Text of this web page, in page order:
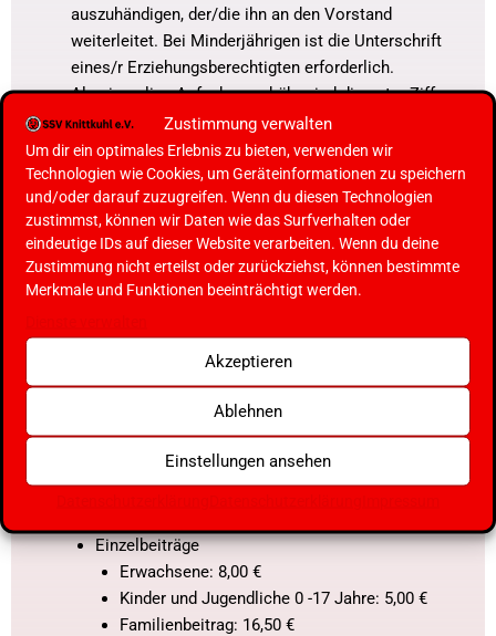
Zustimmung verwalten
Um dir ein optimales Erlebnis zu bieten, verwenden wir
Technologien wie Cookies, um Geräteinformationen zu speichern
und/oder darauf zuzugreifen. Wenn du diesen Technologien
zustimmst, können wir Daten wie das Surfverhalten oder
eindeutige IDs auf dieser Website verarbeiten. Wenn du deine
Zustimmung nicht erteilst oder zurückziehst, können bestimmte
Merkmale und Funktionen beeinträchtigt werden.
Akzeptieren
Ablehnen
Einstellungen ansehen
auszuhändigen, der/die ihn an den Vorstand
weiterleitet. Bei Minderjährigen ist die Unterschrift
eines/r Erziehungsberechtigten erforderlich.
Als einmalige Aufnahmegebühr sind die unter Ziffer
10/3 aufgeführten Beiträge zu zahlen.
Alle Mitglieder sind bei der Sporthilfe versichert.
Die Kündigung der Mitgliedschaft ist schriftlich an die
Geschäftsstelle, Am Püttkamp 9, 40629 Düsseldorf, zu
richten. Die Kündigung kann nur mit einer Frist von
mindestens einem Monat vor dem 30.06. oder 31.12.
ausgesprochen werden. Bei Minderjährigen muss die
erfolgen.
Jede Datenänderung (Name, Anschrift, Konto, etc.)
muss der Geschäftsstelle unverzüglich mitgeteilt
werden, anfallende Gebühren werden in Rechnung
gestellt.
Die Vereinssatzung und die dazugehörige Ordnung
können in der Geschäftsstelle eingesehen werden.
Einzelbeiträge
Erwachsene: 8,00 €
Kinder und Jugendliche 0 -17 Jahre: 5,00 €
Familienbeitrag: 16,50 €